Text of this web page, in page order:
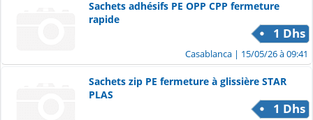
Sachets adhésifs PE OPP CPP fermeture
rapide
1 Dhs
Casablanca | 15/05/26 à 09:41
Sachets zip PE fermeture à glissière STAR
PLAS
1 Dhs